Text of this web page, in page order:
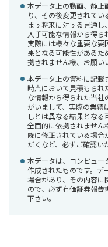
本データ上の動画、静止
り、その後変更されて
ます将来に対する見通
入手可能な情報から得ら
実際には様々な重要な要
果となる可能性がある
拠されません様、お願い
本データ上の資料に記載
時点において見積もられ
な情報から得られた当社
がいまして、実際の業績
しとは異なる結果とな
全面的に依拠されません
降に修正されている場合
だくなど、必ずご確認い
本データは、コンピュー
作成されたものです。デ
場合があり、その内容に
ので、必ず有価証券報
下さい。